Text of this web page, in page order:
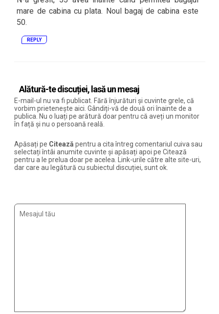
mare de cabina cu plata. Noul bagaj de cabina este
50.
REPLY
Alătură-te discuției, lasă un mesaj
E-mail-ul nu va fi publicat. Fără înjurături și cuvinte grele, că
vorbim prietenește aici. Gândiți-vă de două ori înainte de a
publica. Nu o luați pe arătură doar pentru că aveți un monitor
în față și nu o persoană reală.
Apăsați pe Citează pentru a cita întreg comentariul cuiva sau
selectați întâi anumite cuvinte și apăsați apoi pe Citează
pentru a le prelua doar pe acelea. Link-urile către alte site-uri,
dar care au legătură cu subiectul discuției, sunt ok.